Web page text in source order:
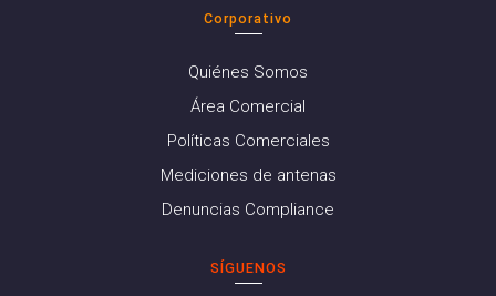
Corporativo
Quiénes Somos
Área Comercial
Políticas Comerciales
Mediciones de antenas
Denuncias Compliance
SÍGUENOS